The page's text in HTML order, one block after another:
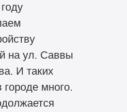
на ул. Саввы
И таких
много.